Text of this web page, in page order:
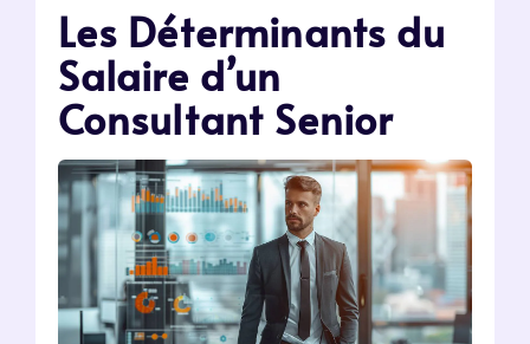
Les Déterminants du
Salaire d’un
Consultant Senior